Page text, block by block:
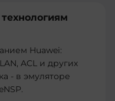
Huawei:
ACL и других
- в эмуляторе